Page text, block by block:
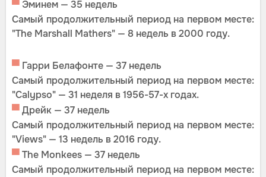
▀Эминем — 35 недель
Самый продолжительный период на первом месте:
"The Marshall Mathers" — 8 недель в 2000 году.
▀ Гарри Белафонте — 37 недель
Самый продолжительный период на первом месте:
"Calypso" — 31 неделя в 1956-57-х годах.
▀Дрейк — 37 недель
Самый продолжительный период на первом месте:
"Views" — 13 недель в 2016 году.
▀The Monkees — 37 недель
Самый продолжительный период на первом месте: